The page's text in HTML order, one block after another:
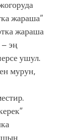
жараша”
жараша
эң
ушул.
мурун,